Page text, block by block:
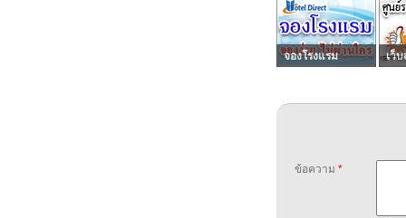
จองโรงแรม เว็บ
ข้อความ *